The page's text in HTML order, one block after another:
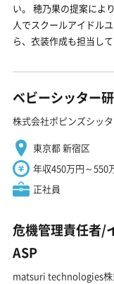
い。 穂乃果の提案によ
人でスクールアイドル
ら、衣装作成も担当して
ベビーシッター
株式会社ポピンズシッ
東京都 新宿区
年収450万円～550
正社員
危機管理責任者/
ASP
matsuri technologies株